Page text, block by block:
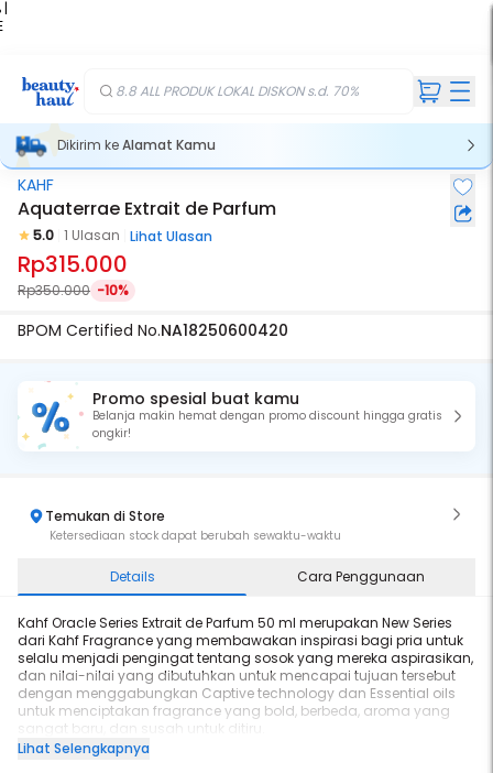
|
8.8 ALL PRODUK LOKAL DISKON s.d. 70%
Dikirim keAlamat Kamu
KAHF
Aquaterrae Extrait de Parfum
5.0 1 Ulasan Lihat Ulasan
Rp315.000
Rp350.000 -10%
BPOM Certified No.NA18250600420
Promo spesial buat kamu
Belanja makin hemat dengan promo discount hingga gratis
ongkir!
Temukan di Store
Ketersediaan stock dapat berubah sewaktu-waktu
Details Cara Penggunaan
Kahf Oracle Series Extrait de Parfum 50 ml merupakan New Series
dari Kahf Fragrance yang membawakan inspirasi bagi pria untuk
selalu menjadi pengingat tentang sosok yang mereka aspirasikan,
dan nilai-nilai yang dibutuhkan untuk mencapai tujuan tersebut
dengan menggabungkan Captive technology dan Essential oils
untuk menciptakan fragrance yang bold, berbeda, aroma yang
sangat baru, dan susah untuk ditiru.
TOP
Lihat Selengkapnya